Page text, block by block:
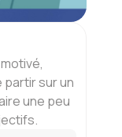
partir sur un
une peu